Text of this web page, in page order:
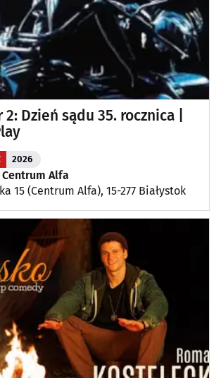
Dzień sądu 35. rocznica |
2026
Alfa
15 (Centrum Alfa), 15-277 Białystok